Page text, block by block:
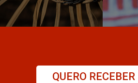
QUERO RECEBER